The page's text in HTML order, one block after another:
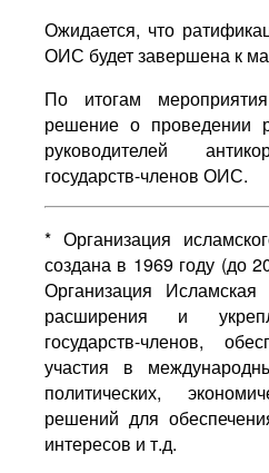
Ожидается, что
ОИС будет завершена к
По итогам
решение о проведении
руководителей
государств-членов ОИС.
* Организация
создана в 1969 году (до
Организация
расширения и
государств-членов,
участия в
политических,
решений для
интересов и т.д.